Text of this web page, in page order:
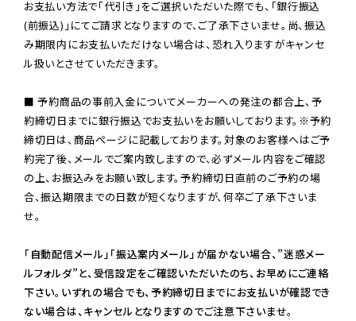
お支払い方法で「代引き」をご選択いただいた際でも、「銀行振込
(前振込)」にてご請求となりますので、ご了承下さいませ。尚、振込
み期限内にお支払いただけない場合は、恐れ入りますがキャンセ
ル扱いとさせていただきます。
■ 予約商品の事前入金についてメーカーへの発注の都合上、予
約締切日までに銀行振込でお支払いをお願いしております。※予約
締切日は、商品ページに記載しております。対象のお客様へはご予
約完了後、メールでご案内致しますので、必ずメール内容をご確認
の上、お振込みをお願い致します。予約締切日直前のご予約の場
合、振込期限までの日数が短くなりますが、何卒ご了承下さいま
せ。
「自動配信メール」「振込案内メール」が届かない場合、”迷惑メー
ルフォルダ”と、受信設定をご確認いただいたのち、お早めにご連絡
下さい。いずれの場合でも、予約締切日までにお支払いが確認でき
ない場合は、キャンセルとなりますのでご注意下さいませ。